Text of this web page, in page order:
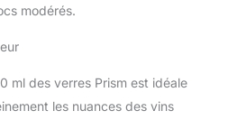
modérés.
ml des verres Prism est idéale
les nuances des vins